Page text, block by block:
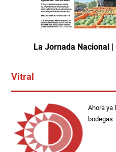
La Jornada Nacional
Vitral
Ahora ya
bodegas